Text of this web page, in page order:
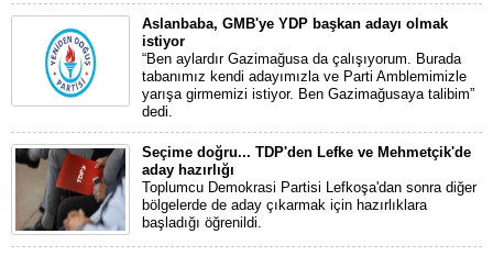
Aslanbaba, GMB'ye YDP başkan adayı olmak
istiyor
“Ben aylardır Gazimağusa da çalışıyorum. Burada
tabanımız kendi adayımızla ve Parti Amblemimizle
yarışa girmemizi istiyor. Ben Gazimağusaya talibim”
dedi.
Seçime doğru... TDP'den Lefke ve Mehmetçik'de
aday hazırlığı
Toplumcu Demokrasi Partisi Lefkoşa'dan sonra diğer
bölgelerde de aday çıkarmak için hazırlıklara
başladığı öğrenildi.